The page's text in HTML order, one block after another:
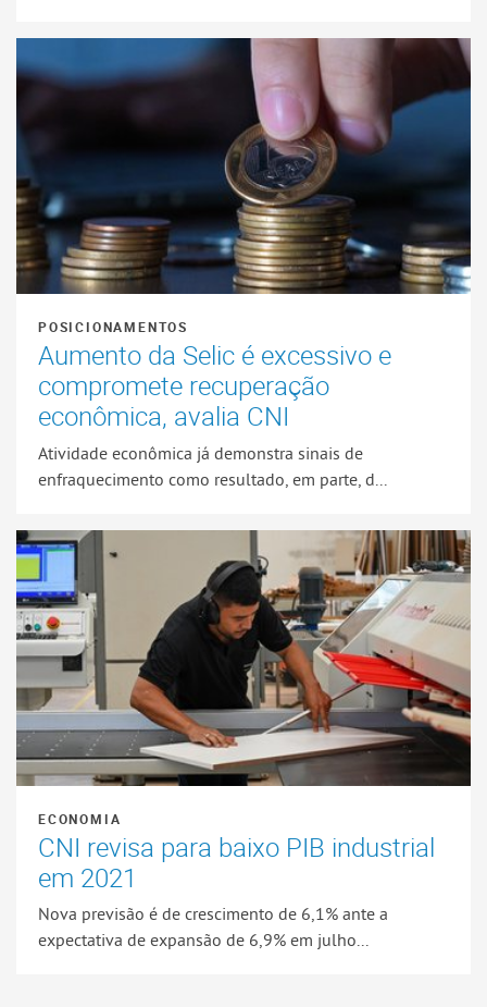
POSICIONAMENTOS
Aumento da Selic é excessivo e
compromete recuperação
econômica, avalia CNI
Atividade econômica já demonstra sinais de
enfraquecimento como resultado, em parte, d...
ECONOMIA
CNI revisa para baixo PIB industrial
em 2021
Nova previsão é de crescimento de 6,1% ante a
expectativa de expansão de 6,9% em julho...